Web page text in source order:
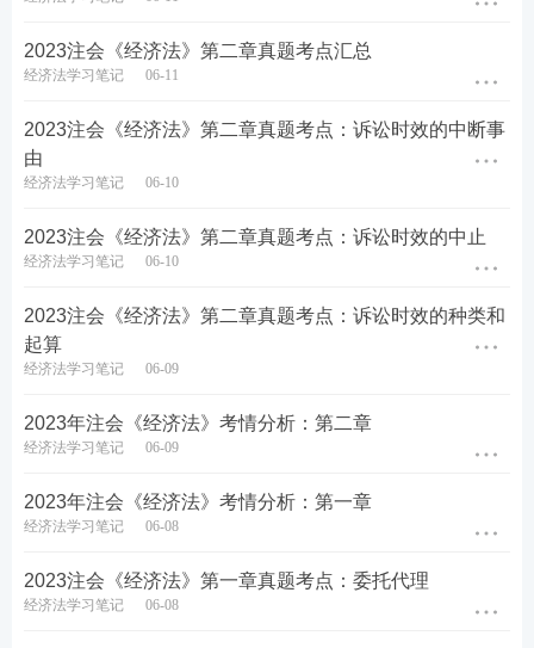
4、对外债权债务：共有人享有连带债权、承担连带债
务
二、善意取得制度
1、善意取得的构成条件
无处分权人将不动产或者动产转让给受让人的，所有
受让人取得该不动产或者动产的所有权：
(1)受让人受让该不动产或者动产时是善意的;
(2)以合理的价格转让;
经登记。
2、善意取得制度适用前提条件
(1)依法律行为转让所有权
2023注会《经济法》第二章真题考点汇总
经济法学习笔记 06-11
2023注会《经济法》第二章真题考点：诉讼时效的中断事
由
经济法学习笔记 06-10
2023注会《经济法》第二章真题考点：诉讼时效的中止
经济法学习笔记 06-10
2023注会《经济法》第二章真题考点：诉讼时效的种类和
起算
经济法学习笔记 06-09
2023年注会《经济法》考情分析：第二章
经济法学习笔记 06-09
2023年注会《经济法》考情分析：第一章
经济法学习笔记 06-08
2023注会《经济法》第一章真题考点：委托代理
经济法学习笔记 06-08